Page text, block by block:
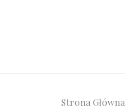
Strona Główna